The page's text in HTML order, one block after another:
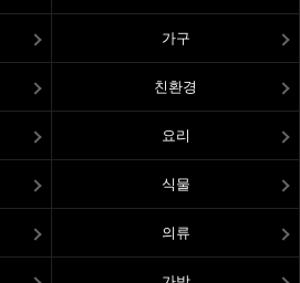
가구
친환경
요리
식물
의류